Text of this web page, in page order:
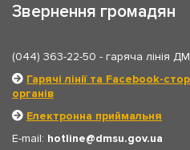
Звернення громадян
(044) 363-22-50 - гаряча лінія
Гарячі лінії та Facebook-
органів
Електронна приймальня
E-mail: hotline
dmsu.gov.ua